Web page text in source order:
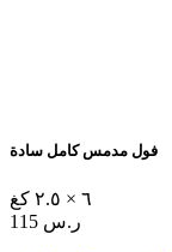
فول مدمس كامل سادة
٦ × ٢.٥ كغ
115 ر.س